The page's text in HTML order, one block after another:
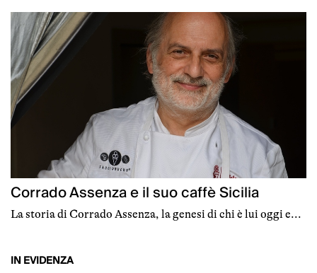
Corrado Assenza e il suo caffè Sicilia
La storia di Corrado Assenza, la genesi di chi è lui oggi e...
IN EVIDENZA